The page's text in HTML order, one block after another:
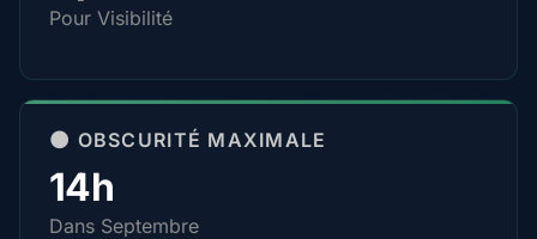
Pour Visibilité
🌑 OBSCURITÉ MAXIMALE
14h
Dans Septembre